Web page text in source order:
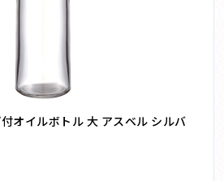
オイルボトル 大 アスベル シルバ